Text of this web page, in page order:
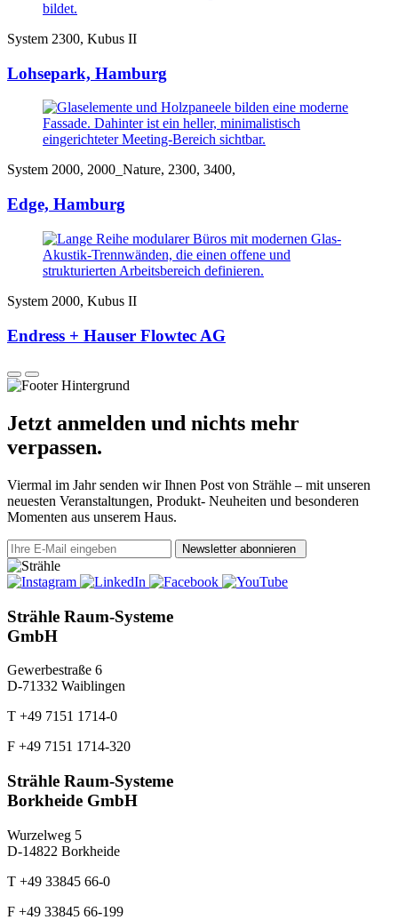
System 2300, Kubus II
Lohsepark, Hamburg
System 2000, 2000_Nature, 2300, 3400,
Edge, Hamburg
System 2000, Kubus II
Endress + Hauser Flowtec AG
Jetzt anmelden und nichts mehr
verpassen.
Viermal im Jahr senden wir Ihnen Post von Strähle – mit unseren
neuesten Veranstaltungen, Produkt- Neuheiten und besonderen
Momenten aus unserem Haus.
Newsletter abonnieren
Strähle Raum-Systeme
GmbH
Gewerbestraße 6
D-71332 Waiblingen
T +49 7151 1714-0
F +49 7151 1714-320
Strähle Raum-Systeme
Borkheide GmbH
Wurzelweg 5
D-14822 Borkheide
T +49 33845 66-0
F +49 33845 66-199